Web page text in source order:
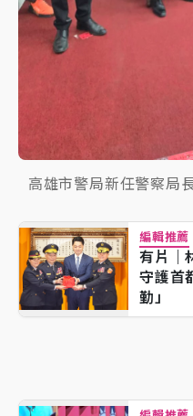
高雄市警局新任警察局
編輯推薦
有片｜
守護首
勤」